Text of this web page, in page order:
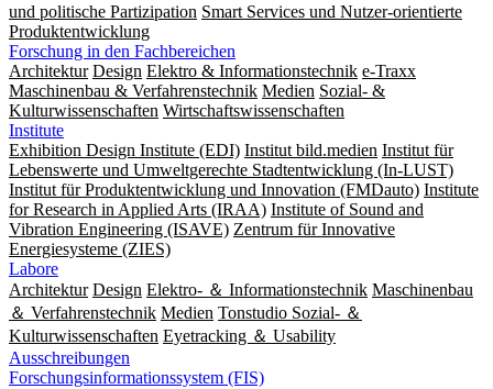
und politische Partizipation Smart Services und Nutzer-orientierte
Produktentwicklung
Forschung in den Fachbereichen
Architektur Design Elektro & Informationstechnik e-Traxx
Maschinenbau & Verfahrenstechnik Medien Sozial- &
Kulturwissenschaften Wirtschaftswissenschaften
Institute
Exhibition Design Institute (EDI) Institut bild.medien Institut für
Lebenswerte und Umweltgerechte Stadtentwicklung (In-LUST)
Institut für Produktentwicklung und Innovation (FMDauto) Institute
for Research in Applied Arts (IRAA) Institute of Sound and
Vibration Engineering (ISAVE) Zentrum für Innovative
Energiesysteme (ZIES)
Labore
Architektur Design Elektro- ＆ Informationstechnik Maschinenbau
＆ Verfahrenstechnik Medien Tonstudio Sozial- ＆
Kulturwissenschaften Eyetracking ＆ Usability
Ausschreibungen
Forschungsinformationssystem (FIS)